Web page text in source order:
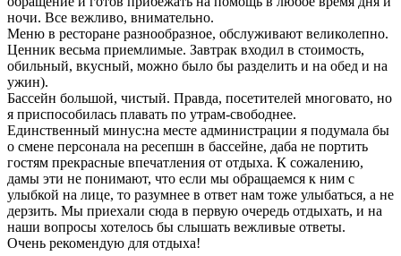
ночи. Все вежливо, внимательно.
Меню в ресторане разнообразное, обслуживают великолепно.
Ценник весьма приемлимые. Завтрак входил в стоимость,
обильный, вкусный, можно было бы разделить и на обед и на
ужин).
Бассейн большой, чистый. Правда, посетителей многовато, но
я приспособилась плавать по утрам-свободнее.
Единственный минус:на месте администрации я подумала бы
о смене персонала на ресепшн в бассейне, даба не портить
гостям прекрасные впечатления от отдыха. К сожалению,
дамы эти не понимают, что если мы обращаемся к ним с
улыбкой на лице, то разумнее в ответ нам тоже улыбаться, а не
дерзить. Мы приехали сюда в первую очередь отдыхать, и на
наши вопросы хотелось бы слышать вежливые ответы.
Очень рекомендую для отдыха!